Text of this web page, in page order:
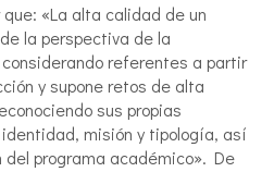
«La alta calidad de un
la perspectiva de la
referentes a partir
y supone retos de alta
sus propias
misión y tipología, así
del programa académico». De